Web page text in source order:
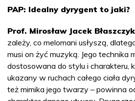
PAP: Idealny dyrygent to jaki?
Prof. Mirosław Jacek
zależy, co melomani usłyszą,
musi on żyć muzyką. Jego technika
dostosowana do stylu i charakteru,
ukazany w ruchach całego ciała
też mimika jego twarzy – powinna